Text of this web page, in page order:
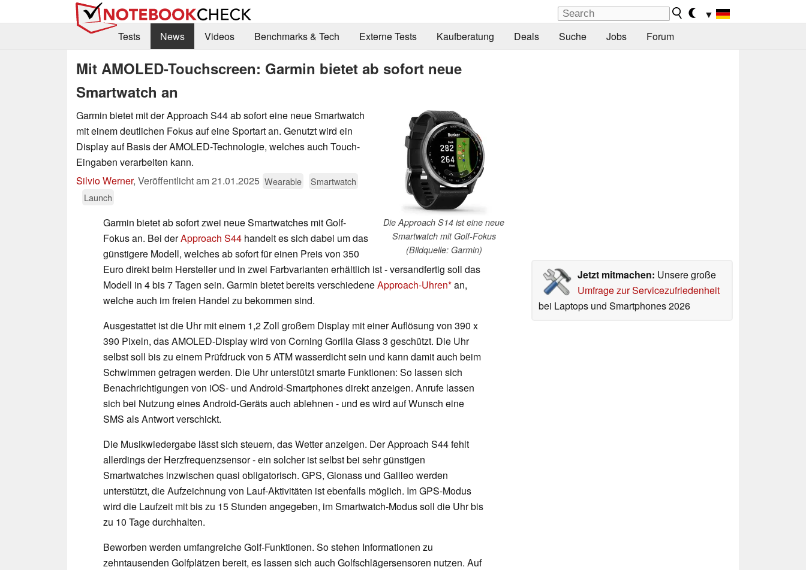
▼
Tests
News Videos Benchmarks & Tech Externe Tests Kaufberatung Deals Suche Jobs Forum
Mit AMOLED-Touchscreen: Garmin bietet ab sofort neue
Smartwatch an
Die Approach S14 ist eine neue
Smartwatch mit Golf-Fokus
(Bildquelle: Garmin)
Garmin bietet mit der Approach S44 ab sofort eine neue Smartwatch
mit einem deutlichen Fokus auf eine Sportart an. Genutzt wird ein
Display auf Basis der AMOLED-Technologie, welches auch Touch-
Eingaben verarbeiten kann.
Silvio Werner, Veröffentlicht am21.01.2025 Wearable
Smartwatch
Launch
Jetzt mitmachen: Unsere große
Umfrage zur Servicezufriedenheit
bei Laptops und Smartphones 2026
Garmin bietet ab sofort zwei neue Smartwatches mit Golf-
Fokus an. Bei derApproach S44 handelt es sich dabei um das
günstigere Modell, welches ab sofort für einen Preis von 350
Euro direkt beim Hersteller und in zwei Farbvarianten erhältlich ist - versandfertig soll das
Modell in 4 bis 7 Tagen sein. Garmin bietet bereits verschiedeneApproach-Uhren an,
welche auch im freien Handel zu bekommen sind.
Ausgestattet ist die Uhr mit einem 1,2 Zoll großem Display mit einer Auflösung von 390 x
390 Pixeln, das AMOLED-Display wird von Corning Gorilla Glass 3 geschützt. Die Uhr
selbst soll bis zu einem Prüfdruck von 5 ATM wasserdicht sein und kann damit auch beim
Schwimmen getragen werden. Die Uhr unterstützt smarte Funktionen: So lassen sich
Benachrichtigungen von iOS- und Android-Smartphones direkt anzeigen. Anrufe lassen
sich bei Nutzung eines Android-Geräts auch ablehnen - und es wird auf Wunsch eine
SMS als Antwort verschickt.
Die Musikwiedergabe lässt sich steuern, das Wetter anzeigen. Der Approach S44 fehlt
allerdings der Herzfrequenzsensor - ein solcher ist selbst bei sehr günstigen
Smartwatches inzwischen quasi obligatorisch. GPS, Glonass und Galileo werden
unterstützt, die Aufzeichnung von Lauf-Aktivitäten ist ebenfalls möglich. Im GPS-Modus
wird die Laufzeit mit bis zu 15 Stunden angegeben, im Smartwatch-Modus soll die Uhr bis
zu 10 Tage durchhalten.
Beworben werden umfangreiche Golf-Funktionen. So stehen Informationen zu
zehntausenden Golfplätzen bereit, es lassen sich auch Golfschlägersensoren nutzen. Auf